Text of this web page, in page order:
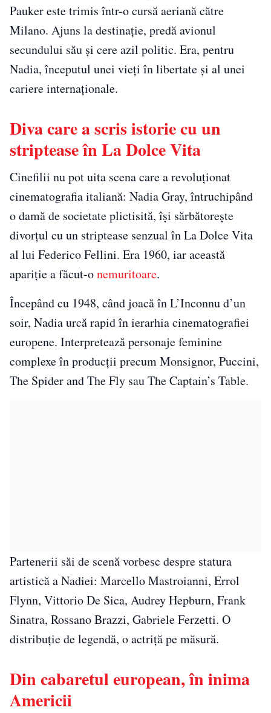
Pauker este trimis într-o cursă aeriană către
Milano. Ajuns la destinație, predă avionul
secundului său și cere azil politic. Era, pentru
Nadia, începutul unei vieți în libertate și al unei
cariere internaționale.
Diva care a scris istorie cu un
striptease în La Dolce Vita
Cinefilii nu pot uita scena care a revoluționat
cinematografia italiană: Nadia Gray, întruchipând
o damă de societate plictisită, își sărbătorește
divorțul cu un striptease senzual în La Dolce Vita
al lui Federico Fellini. Era 1960, iar această
apariție a făcut-onemuritoare.
Începând cu 1948, când joacă în L’Inconnu d’un
soir, Nadia urcă rapid în ierarhia cinematografiei
europene. Interpretează personaje feminine
complexe în producții precum Monsignor, Puccini,
The Spider and The Fly sau The Captain’s Table.
Partenerii săi de scenă vorbesc despre statura
artistică a Nadiei: Marcello Mastroianni, Errol
Flynn, Vittorio De Sica, Audrey Hepburn, Frank
Sinatra, Rossano Brazzi, Gabriele Ferzetti. O
distribuție de legendă, o actriță pe măsură.
Din cabaretul european, în inima
Americii